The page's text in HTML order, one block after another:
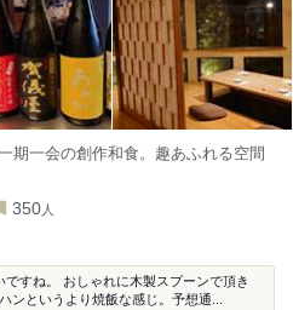
期一会の創作和食。趣あふれる空間
350 人
ですね。 おしゃれに木製スプーンで頂き
ンというより焼飯な感じ。予想通...